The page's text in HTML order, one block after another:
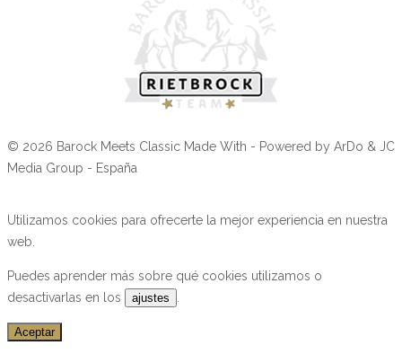
© 2026 Barock Meets Classic Made With - Powered by ArDo & JC
Media Group - España
Utilizamos cookies para ofrecerte la mejor experiencia en nuestra
web.
Puedes aprender más sobre qué cookies utilizamos o
desactivarlas en los
ajustes
Aceptar